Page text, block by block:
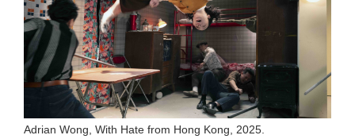
Adrian Wong, With Hate from Hong Kong, 2025.